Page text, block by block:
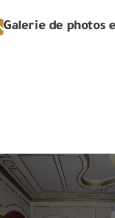
Galerie de photos